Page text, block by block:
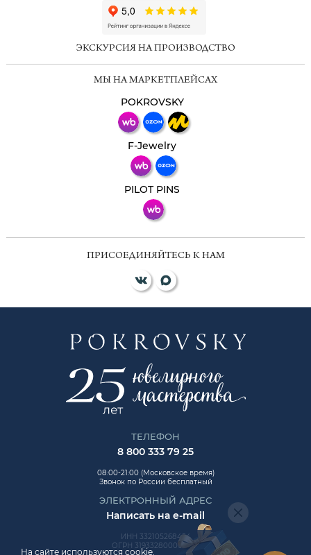
ЭКСКУРСИЯ НА ПРОИЗВОДСТВО
МЫ НА МАРКЕТПЛЕЙСАХ
POKROVSKY
F-Jewelry
PILOT PINS
ПРИСОЕДИНЯЙТЕСЬ К НАМ
ТЕЛЕФОН
8 800 333 79 25
08:00-21:00 (Московское время)
Звонок по России бесплатный
ЭЛЕКТРОННЫЙ АДРЕС
Написать на e-mail
ИНН 332105268454
ОГРН 319332800006992
На сайте используются cookie.